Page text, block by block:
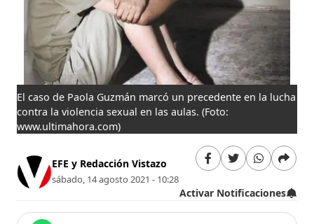
El caso de Paola Guzmán marcó un precedente en la lucha
contra la violencia sexual en las aulas.(Foto:
www.ultimahora.com)
EFE y Redacción Vistazo
sábado, 14 agosto 2021 - 10:28
Activar Notificaciones